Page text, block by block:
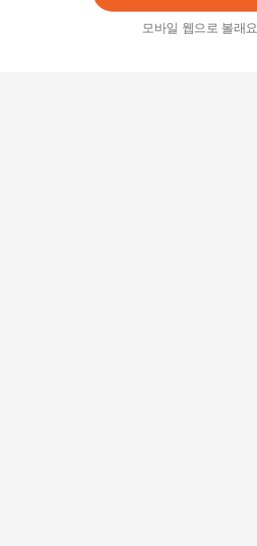
모바일 웹으로 볼래요